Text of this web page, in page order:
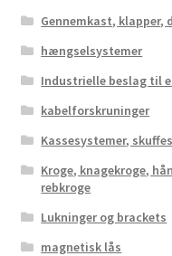
Gennemkast, klapper,
hængselsystemer
Industrielle beslag til
kabelforskruninger
Kassesystemer,
Kroge, knagekroge,
rebkroge
Lukninger og brackets
magnetisk lås